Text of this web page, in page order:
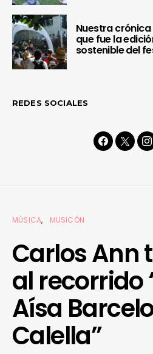
Nuestra
que fue la
sostenible del
REDES SOCIALES
MÚSICA MUSICÓN
Carlos Ann
al recorrido
Aísa
Calella”